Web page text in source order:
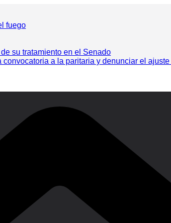
fuego
su tratamiento en el Senado
a la paritaria y denunciar el